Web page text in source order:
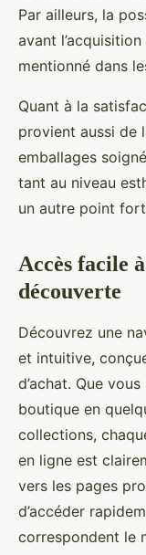
Par ailleurs, la
avant
mentionné dans
Quant à la
provient aussi de
emballages
tant au niveau
un autre point
Accès facile
découverte
Découvrez une
et intuitive,
d’achat. Que
boutique en
collections,
en ligne est
vers les pages
d’accéder
correspondent le